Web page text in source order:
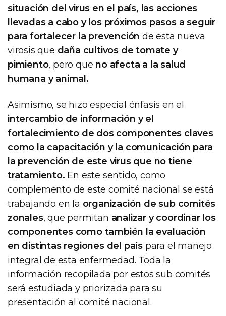
situación del virus en el país, las acciones
llevadas a cabo y los próximos pasos a seguir
para fortalecer la prevención de esta nueva
virosis que daña cultivos de tomate y
pimiento, pero que no afecta a la salud
humana y animal.
Asimismo, se hizo especial énfasis en el
intercambio de información y el
fortalecimiento de dos componentes claves
como la capacitación y la comunicación para
la prevención de este virus que no tiene
tratamiento. En este sentido, como
complemento de este comité nacional se está
trabajando en la organización de sub comités
zonales, que permitan analizar y coordinar los
componentes como también la evaluación
en distintas regiones del país para el manejo
integral de esta enfermedad. Toda la
información recopilada por estos sub comités
será estudiada y priorizada para su
presentación al comité nacional.